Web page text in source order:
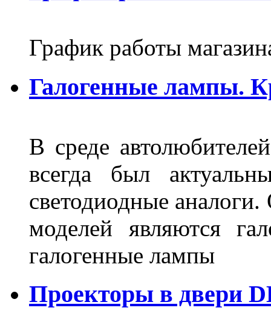
График работы
Галогенные лампы.
В среде
всегда был
светодиодные
моделей являются
галогенные лампы
Проекторы в двери